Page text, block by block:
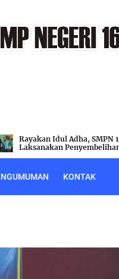
Purnawiyata SMPN 16
Khidmat dan Semarak
KONTAK